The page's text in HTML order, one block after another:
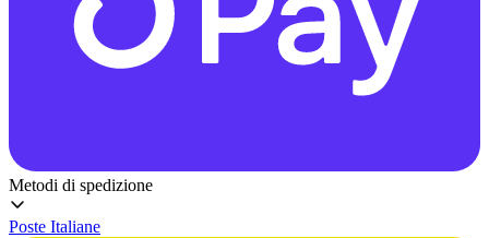
Metodi di spedizione
Poste Italiane